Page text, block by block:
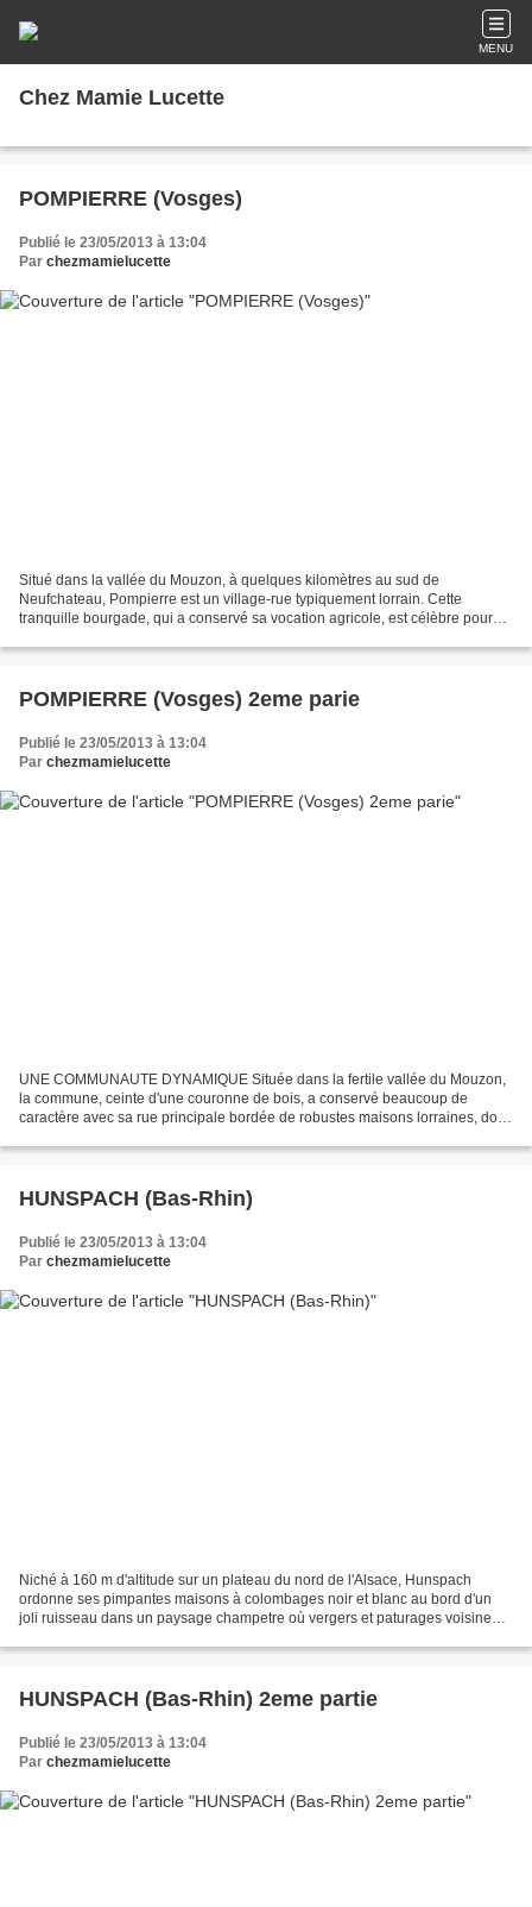
MENU
Chez Mamie Lucette
POMPIERRE (Vosges)
Publié le 23/05/2013 à 13:04
Par chezmamielucette
Situé dans la vallée du Mouzon, à quelques kilomètres au sud de
Neufchateau, Pompierre est un village-rue typiquement lorrain. Cette
tranquille bourgade, qui a conservé sa vocation agricole, est célèbre pour
POMPIERRE (Vosges) 2eme parie
Publié le 23/05/2013 à 13:04
Par chezmamielucette
UNE COMMUNAUTE DYNAMIQUE Située dans la fertile vallée du Mouzon,
la commune, ceinte d'une couronne de bois, a conservé beaucoup de
caractère avec sa rue principale bordée de robustes maisons lorraines, dont
HUNSPACH (Bas-Rhin)
Publié le 23/05/2013 à 13:04
Par chezmamielucette
Niché à 160 m d'altitude sur un plateau du nord de l'Alsace, Hunspach
ordonne ses pimpantes maisons à colombages noir et blanc au bord d'un
joli ruisseau dans un paysage champetre où vergers et paturages voisinent
HUNSPACH (Bas-Rhin) 2eme partie
Publié le 23/05/2013 à 13:04
Par chezmamielucette